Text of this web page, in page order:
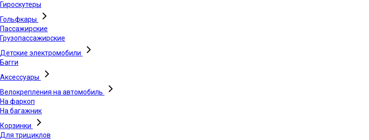
Гироскутеры
Гольфкары
Пассажирские
Грузопассажирские
Детские электромобили
Багги
Аксессуары
Велокрепления на автомобиль
На фаркоп
На багажник
Корзинки
Для трициклов